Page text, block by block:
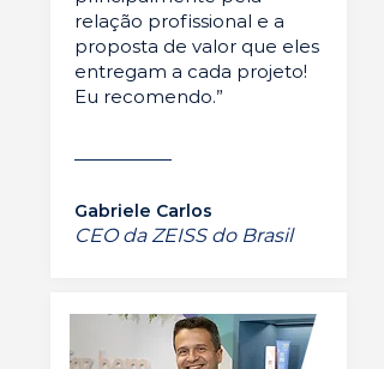
relação profissional e a
proposta de valor que eles
entregam a cada projeto!
Eu recomendo.”
Gabriele Carlos
CEO da ZEISS do Brasil